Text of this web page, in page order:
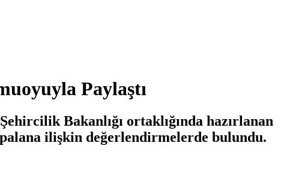
Paylaştı
Bakanlığı ortaklığında hazırlanan
ilişkin değerlendirmelerde bulundu.